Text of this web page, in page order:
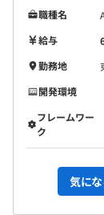
職種名
給与
勤務地
開発環境
フレームワー
ク
気に